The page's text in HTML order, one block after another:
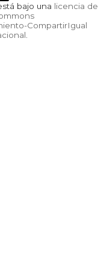
bajo una licencia de
CompartirIgual